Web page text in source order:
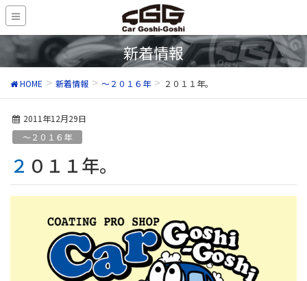
新着情報
HOME 新着情報 ～２０１６年 ２０１１年。
2011年12月29日
～２０１６年
２０１１年。